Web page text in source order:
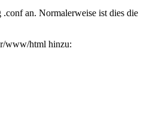
.confan. Normalerweise ist dies die
www/html hinzu: